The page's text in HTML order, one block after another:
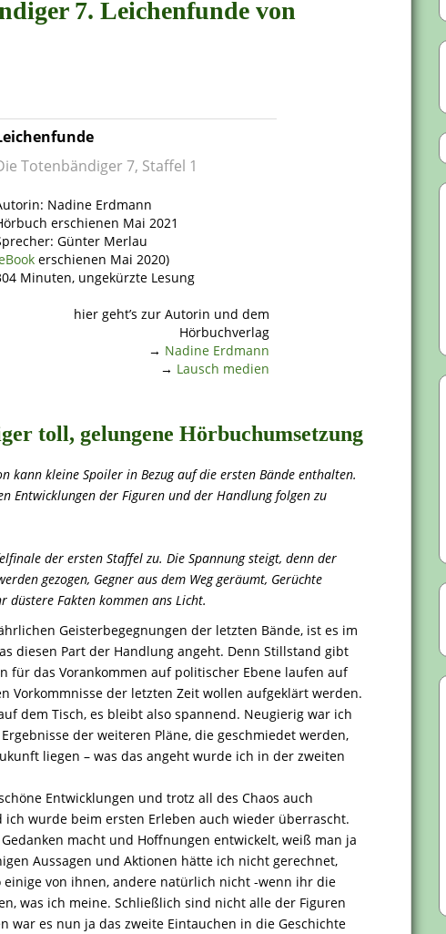
7. Leichenfunde von
Totenbändiger 7, Staffel 1
Nadine Erdmann
erschienen Mai 2021
Günter Merlau
erschienen Mai 2020)
Minuten, ungekürzte Lesung
hier geht’s zur Autorin und dem
Hörbuchverlag
→ Nadine Erdmann
→ Lausch medien
toll, gelungene Hörbuchumsetzung
kann kleine Spoiler in Bezug auf die ersten Bände enthalten.
Entwicklungen der Figuren und der Handlung folgen zu
der ersten Staffel zu. Die Spannung steigt, denn der
gezogen, Gegner aus dem Weg geräumt, Gerüchte
düstere Fakten kommen ans Licht.
Geisterbegegnungen der letzten Bände, ist es im
diesen Part der Handlung angeht. Denn Stillstand gibt
für das Vorankommen auf politischer Ebene laufen auf
Vorkommnisse der letzten Zeit wollen aufgeklärt werden.
dem Tisch, es bleibt also spannend. Neugierig war ich
der weiteren Pläne, die geschmiedet werden,
liegen – was das angeht wurde ich in der zweiten
Entwicklungen und trotz all des Chaos auch
ich wurde beim ersten Erleben auch wieder überrascht.
macht und Hoffnungen entwickelt, weiß man ja
Aussagen und Aktionen hätte ich nicht gerechnet,
von ihnen, andere natürlich nicht -wenn ihr die
was ich meine. Schließlich sind nicht alle der Figuren
war es nun ja das zweite Eintauchen in die Geschichte